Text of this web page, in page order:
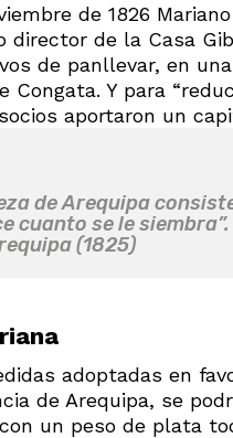
de 1826
director de la Casa
de panllevar, en
Congata. Y para
aportaron un
de Arequipa
cuanto se le
(1825)
adoptadas en
de Arequipa, se
un peso de plata